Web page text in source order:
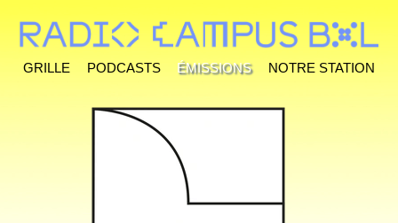
Grille Podcasts Émissions Notre station